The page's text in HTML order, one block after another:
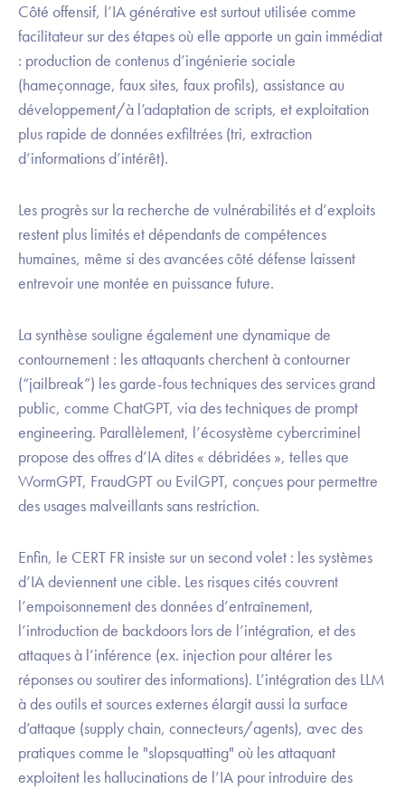
Côté offensif, l’IA générative est surtout utilisée comme
facilitateur sur des étapes où elle apporte un gain immédiat
: production de contenus d’ingénierie sociale
(hameçonnage, faux sites, faux profils), assistance au
développement/à l’adaptation de scripts, et exploitation
plus rapide de données exfiltrées (tri, extraction
d’informations d’intérêt).
Les progrès sur la recherche de vulnérabilités et d’exploits
restent plus limités et dépendants de compétences
humaines, même si des avancées côté défense laissent
entrevoir une montée en puissance future.
La synthèse souligne également une dynamique de
contournement : les attaquants cherchent à contourner
(“jailbreak”) les garde-fous techniques des services grand
public, comme ChatGPT, via des techniques de prompt
engineering. Parallèlement, l’écosystème cybercriminel
propose des offres d’IA dites « débridées », telles que
WormGPT, FraudGPT ou EvilGPT, conçues pour permettre
des usages malveillants sans restriction.
Enfin, le CERT FR insiste sur un second volet : les systèmes
d’IA deviennent une cible. Les risques cités couvrent
l’empoisonnement des données d’entraînement,
l’introduction de backdoors lors de l’intégration, et des
attaques à l’inférence (ex. injection pour altérer les
réponses ou soutirer des informations). L’intégration des LLM
à des outils et sources externes élargit aussi la surface
d’attaque (supply chain, connecteurs/agents), avec des
pratiques comme le "slopsquatting" où les attaquant
exploitent les hallucinations de l’IA pour introduire des